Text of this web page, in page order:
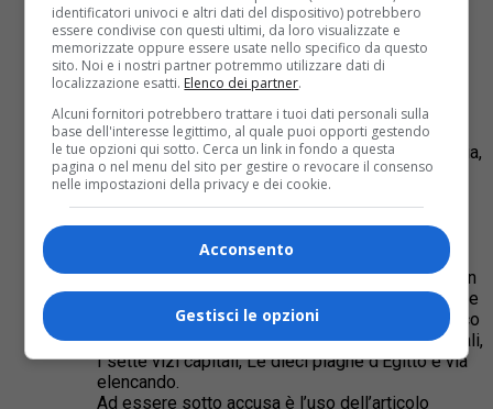
campo del vasaro, L’ultimo dei Mohicani sono
esempi di titoli accattivanti, la cui forza attrattiva
mi pare risieda in una certa solida concretezza
semantica, che suggerisce una pari solidità e
concretezza del volume.
Intendiamoci, non vi è nulla di matematicamente
certo in quello che dico, qui siamo in un campo,
quello della suggestione commercial pubblicitaria,
che non appartiene all’universo delle scienze
esatte ma piuttosto confina con quello dei
messaggi subliminali.
Detto questo non vi è ombra di dubbio che un
titolo quale “Le otto montagne” possieda il
fascino evocatore di un bilancio societario o di un
inventario notarile. Mi vengono in mente rassegne
numeriche dall’indiscutibile charme ragionieristico
quali I dieci comandamenti, Le sette virtù cardinali,
I sette vizi capitali, Le dieci piaghe d’Egitto e via
elencando.
Ad essere sotto accusa è l’uso dell’articolo
identificatori univoci e altri dati del dispositivo) potrebbero
essere condivise con questi ultimi, da loro visualizzate e
memorizzate oppure essere usate nello specifico da questo
sito. Noi e i nostri partner potremmo utilizzare dati di
localizzazione esatti. Elenco dei partner.
Alcuni fornitori potrebbero trattare i tuoi dati personali sulla
base dell'interesse legittimo, al quale puoi opporti gestendo
le tue opzioni qui sotto. Cerca un link in fondo a questa
pagina o nel menu del sito per gestire o revocare il consenso
nelle impostazioni della privacy e dei cookie.
Acconsento
Gestisci le opzioni